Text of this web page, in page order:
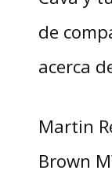
de
acerca
Martin
Brown